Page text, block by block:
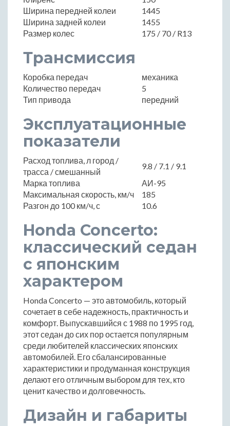
Ширина передней колеи
1445
Ширина задней колеи
1455
Размер колес
175 / 70 / R13
Трансмиссия
Коробка передач
механика
Количество передач
5
Тип привода
передний
Эксплуатационные
показатели
Расход топлива, л город /
трасса / смешанный
9.8 / 7.1 / 9.1
Марка топлива
АИ-95
Максимальная скорость, км/ч
185
Разгон до 100 км/ч, с
10.6
Honda Concerto:
классический седан
с японским
характером
Honda Concerto — это автомобиль, который
сочетает в себе надежность, практичность и
комфорт. Выпускавшийся с 1988 по 1995 год,
этот седан до сих пор остается популярным
среди любителей классических японских
автомобилей. Его сбалансированные
характеристики и продуманная конструкция
делают его отличным выбором для тех, кто
ценит качество и долговечность.
Дизайн и габариты